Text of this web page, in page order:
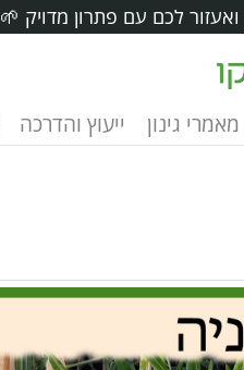
ואעזור לכם עם פתרון מדויק 🌱
מאמרי גינון ייעוץ והדרכה